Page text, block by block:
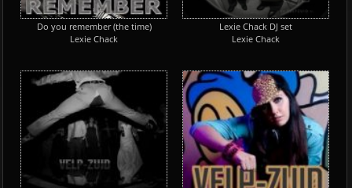
Do you remember (the time)
Lexie Chack
Lexie Chack DJ set
Lexie Chack